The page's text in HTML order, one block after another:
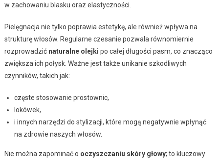
w zachowaniu blasku oraz elastyczności.
Pielęgnacja nie tylko poprawia estetykę, ale również wpływa na
strukturę włosów. Regularne czesanie pozwala równomiernie
rozprowadzić naturalne olejki po całej długości pasm, co znacząco
zwiększa ich połysk. Ważne jest także unikanie szkodliwych
czynników, takich jak:
częste stosowanie prostownic,
lokówek,
i innych narzędzi do stylizacji, które mogą negatywnie wpłynąć
na zdrowie naszych włosów.
Nie można zapominać o oczyszczaniu skóry głowy; to kluczowy